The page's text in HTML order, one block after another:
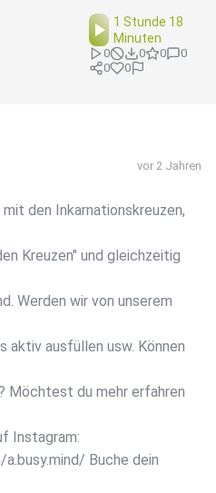
1 Stunde 18
Minuten
0 0 0
0
0
0
vor 2 Jahren
den Inkarnationskreuzen,
Kreuzen" und gleichzeitig
Werden wir von unserem
aktiv ausfüllen usw. Können
Möchtest du mehr erfahren
Instagram:
Buche dein